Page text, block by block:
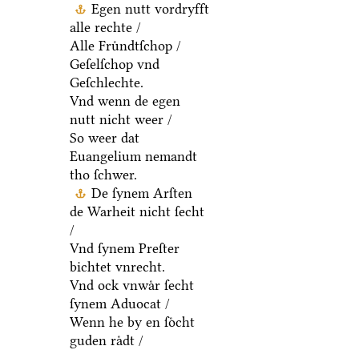
Egen nutt vordryfft
alle rechte /
Alle Fruͤndtſchop /
Geſelſchop vnd
Geſchlechte.
Vnd wenn de egen
nutt nicht weer /
So weer dat
Euangelium nemandt
tho ſchwer.
De ſynem Arſten
de Warheit nicht ſecht
/
Vnd ſynem Preſter
bichtet vnrecht.
Vnd ock vnwaͤr ſecht
ſynem Aduocat /
Wenn he by en ſoͤcht
guden raͤdt /